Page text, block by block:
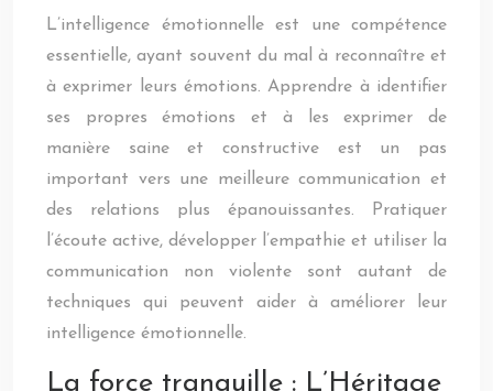
L’intelligence émotionnelle est une compétence
essentielle, ayant souvent du mal à reconnaître et
à exprimer leurs émotions. Apprendre à identifier
ses propres émotions et à les exprimer de
manière saine et constructive est un pas
important vers une meilleure communication et
des relations plus épanouissantes. Pratiquer
l’écoute active, développer l’empathie et utiliser la
communication non violente sont autant de
techniques qui peuvent aider à améliorer leur
intelligence émotionnelle.
La force tranquille : L’Héritage